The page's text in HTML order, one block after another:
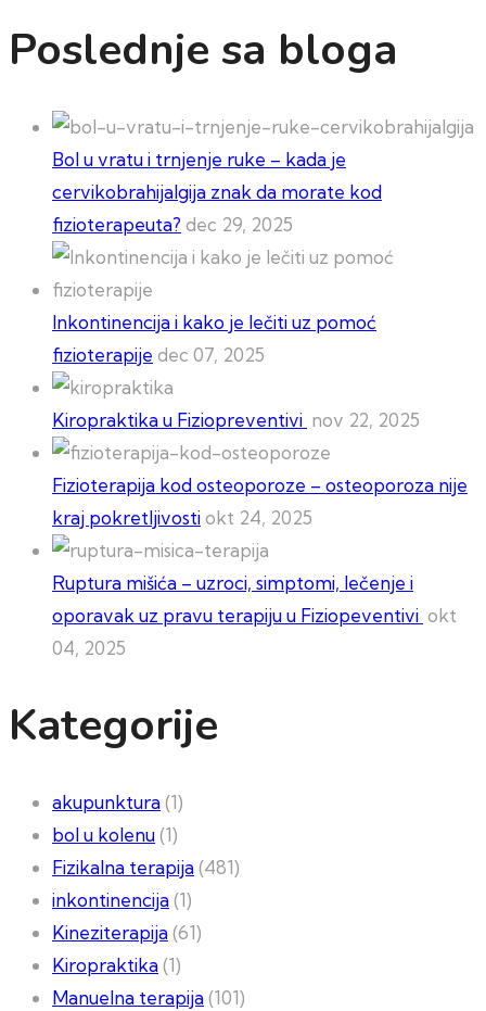
Poslednje sa bloga
Bol u vratu i trnjenje ruke – kada je
cervikobrahijalgija znak da morate kod
fizioterapeuta? dec 29, 2025
Inkontinencija i kako je lečiti uz pomoć
fizioterapije dec 07, 2025
Kiropraktika u Fiziopreventivi nov 22, 2025
Fizioterapija kod osteoporoze – osteoporoza nije
kraj pokretljivostiokt 24, 2025
Ruptura mišića – uzroci, simptomi, lečenje i
oporavak uz pravu terapiju u Fiziopeventivi okt
04, 2025
Kategorije
akupunktura(1)
bol u kolenu(1)
Fizikalna terapija(481)
inkontinencija(1)
Kineziterapija(61)
Kiropraktika(1)
Manuelna terapija(101)